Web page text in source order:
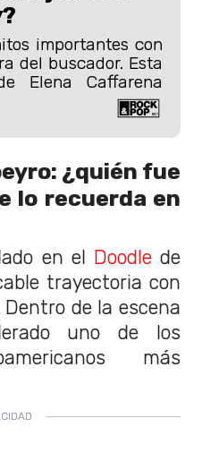
importantes con
del buscador. Esta
Elena Caffarena
¿quién fue
lo recuerda en
en el Doodlede
trayectoria con
de la escena
uno de los
más